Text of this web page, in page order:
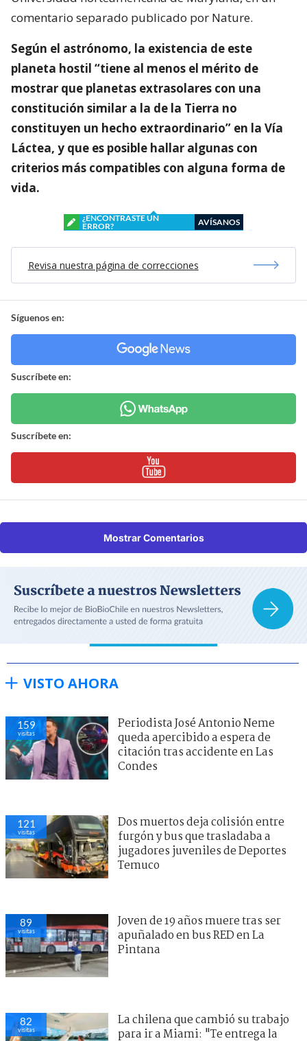
comentario separado publicado por Nature.
Según el astrónomo, la existencia de este
planeta hostil “tiene al menos el mérito de
mostrar que planetas extrasolares con una
constitución similar a la de la Tierra no
constituyen un hecho extraordinario” en la Vía
Láctea, y que es posible hallar algunas con
criterios más compatibles con alguna forma de
vida.
¿ENCONTRASTE UN
ERROR?
AVÍSANOS
Revisa nuestra página de correcciones
Síguenos en:
Suscríbete en:
Suscríbete en:
Mostrar Comentarios
VISTO AHORA
159
visitas
Periodista José Antonio Neme
queda apercibido a espera de
citación tras accidente en Las
Condes
121
visitas
Dos muertos deja colisión entre
furgón y bus que trasladaba a
jugadores juveniles de Deportes
Temuco
89
visitas
Joven de 19 años muere tras ser
apuñalado en bus RED en La
Pintana
82
visitas
La chilena que cambió su trabajo
para ir a Miami: "Te entrega la